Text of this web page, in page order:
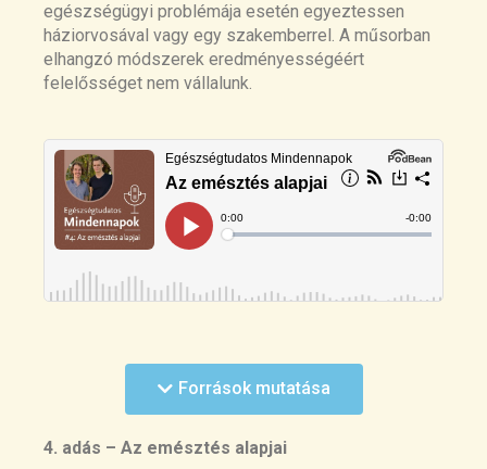
egészségügyi problémája esetén egyeztessen
háziorvosával vagy egy szakemberrel. A műsorban
elhangzó módszerek eredményességéért
felelősséget nem vállalunk.
zonulin-mediated gut permeability in the
pathogenesis of some chronic inflammatory
https://pubmed.ncbi.nlm.nih.gov/32051759/
Források mutatása
4. adás – Az emésztés alapjai